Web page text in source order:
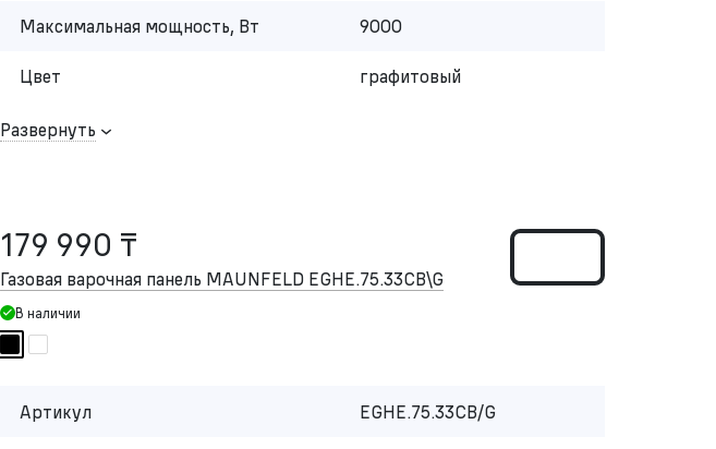
Максимальная мощность, Вт 9000
Цвет графитовый
Развернуть
179 990 ₸
Газовая варочная панель MAUNFELD EGHE.75.33CB\G
В наличии
Артикул EGHE.75.33CB/G